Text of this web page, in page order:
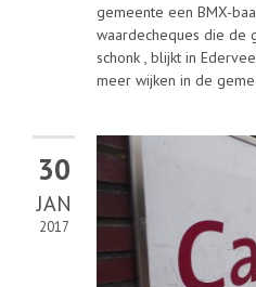
gemeente een BMX-
waardecheques die de
schonk , blijkt in
meer wijken in de
30
JAN
2017